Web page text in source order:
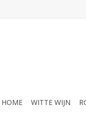
HOME WITTE WIJN